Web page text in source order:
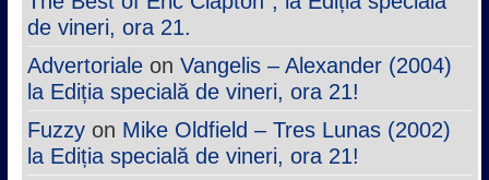
de vineri, ora 21.
Advertorialeon Vangelis – Alexander (2004)
la Ediția specială de vineri, ora 21!
Fuzzyon Mike Oldfield – Tres Lunas (2002)
la Ediția specială de vineri, ora 21!